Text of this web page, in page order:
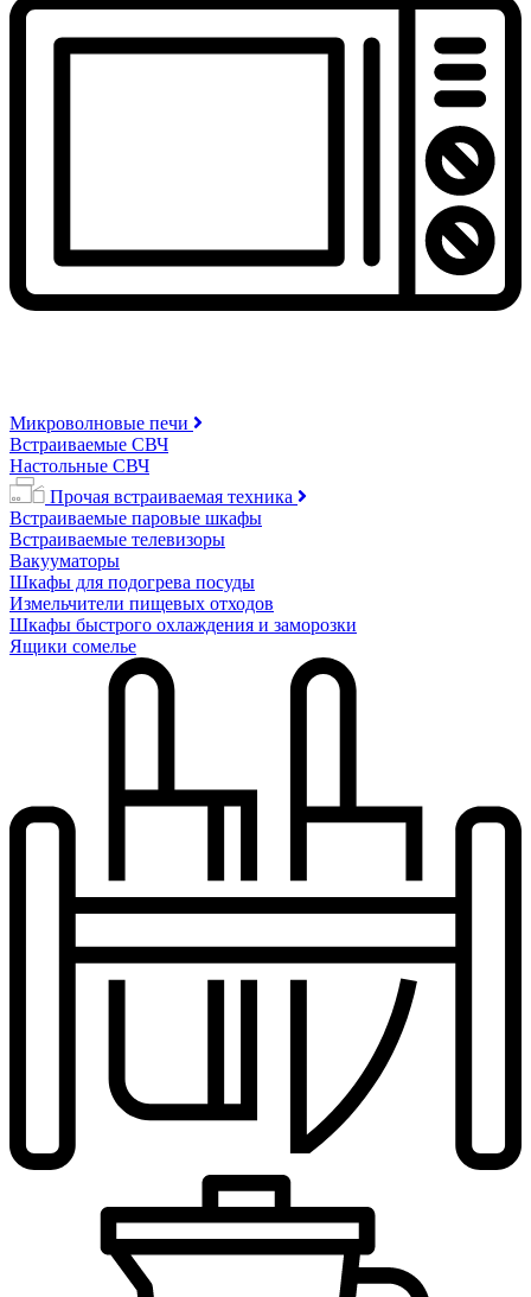
Микроволновые печи
Встраиваемые СВЧ
Настольные СВЧ
Прочая встраиваемая техника
Встраиваемые паровые шкафы
Встраиваемые телевизоры
Вакууматоры
Шкафы для подогрева посуды
Измельчители пищевых отходов
Шкафы быстрого охлаждения и заморозки
Ящики сомелье